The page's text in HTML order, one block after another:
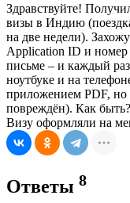
Здравствуйте!
визы в Индию
на две недели).
Application ID и номер
письме – и каждый
ноутбуке и на
приложением PDF, но
повреждён). Как
Визу оформляли на
Ответы 8